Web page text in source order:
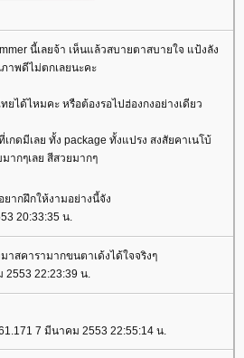
นี้เลยจ้า เห็นแล้วสบายตาสบายใจ แป้งลัง
พดีไม่ตกเลยนะคะ
ยได้ไหมคะ หรือต้องรอไปฮ่องกงอย่างเดียว
กดมีเลย ทั้ง package ทั้งแปรง สงสัยคาเนโบ้
ากๆเลย สีสวยมากๆ
อยากฝึกให้งามอย่างนี้จัง
20:33:35 น.
าสคารามากขนตาเด้งได้ใจจริงๆ
2553 22:23:39 น.
7 มีนาคม 2553 22:55:14 น.